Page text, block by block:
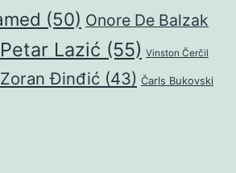
(50) Onore De Balzak
Petar Lazić (55) Vinston Čerčil
Zoran Đinđić (43) Čarls Bukovski